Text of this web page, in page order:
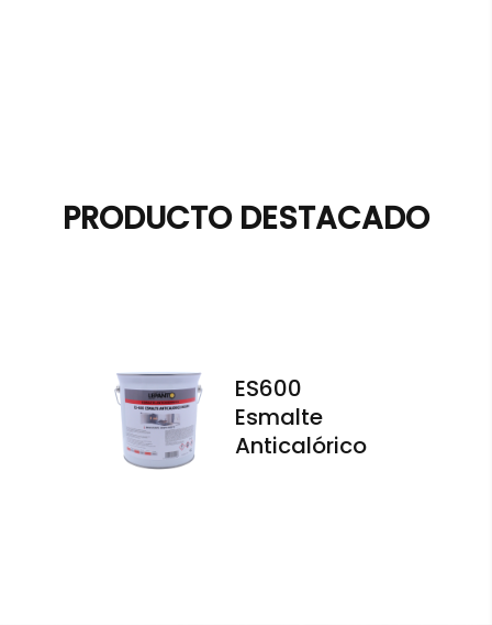
PRODUCTO DESTACADO
ES600
Esmalte
Anticalórico